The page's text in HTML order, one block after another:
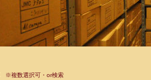
※複数選択可・or検索